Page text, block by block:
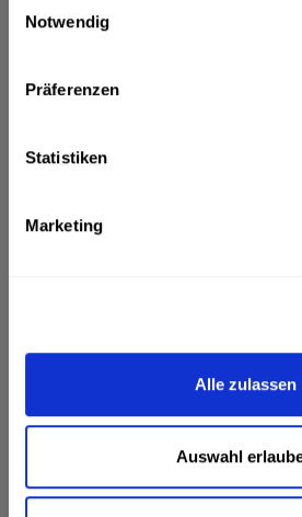
Notwendig
Präferenzen
Statistiken
Marketing
Alle zulassen
Auswahl
höchstem Niveau  seit über 100...
Starzinger GmbH & Co KG, Straße:
Ort: A-4890 Frankenmarkt
Brennwert 34 kcal / 142 kJ Fett 0 g
Kunden haben sich ebenfalls
Schartner Spezi 20 x 0,5l wird in